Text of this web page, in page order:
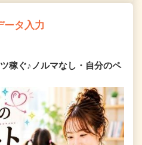
ータ入力
稼ぐ♪ノルマなし・自分のペ